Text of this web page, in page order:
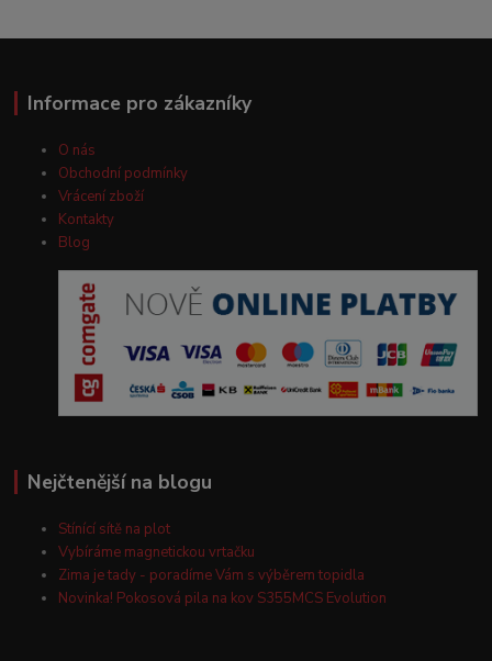
Informace pro zákazníky
O nás
Obchodní podmínky
Vrácení zboží
Kontakty
Blog
Nejčtenější na blogu
Stínící sítě na plot
Vybíráme magnetickou vrtačku
Zima je tady - poradíme Vám s výběrem topidla
Novinka! Pokosová pila na kov S355MCS Evolution